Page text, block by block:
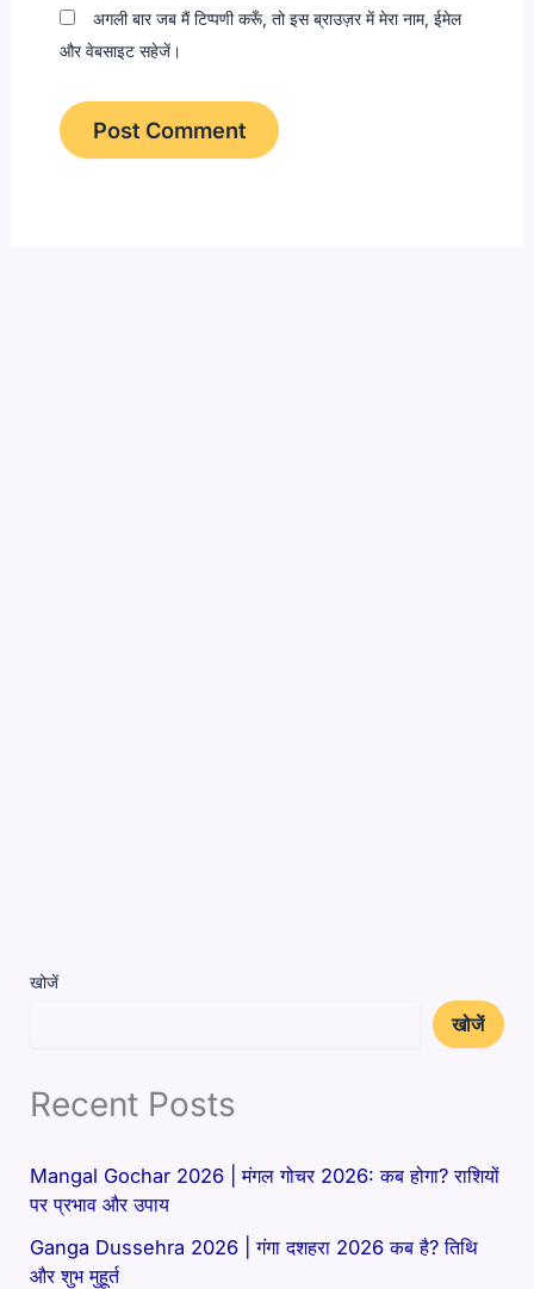
अगली बार जब मैं टिप्पणी करूँ, तो इस ब्राउज़र में मेरा नाम, ईमेल
और वेबसाइट सहेजें।
खोजें
खोजें
Recent Posts
Mangal Gochar 2026 | मंगल गोचर 2026: कब होगा? राशियों
पर प्रभाव और उपाय
Ganga Dussehra 2026 | गंगा दशहरा 2026 कब है? तिथि
और शुभ मुहूर्त